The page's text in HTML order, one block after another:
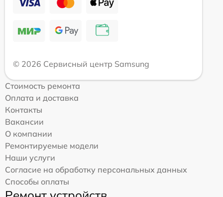
© 2026 Сервисный центр Samsung
Стоимость ремонта
Оплата и доставка
Контакты
Вакансии
О компании
Ремонтируемые модели
Наши услуги
Согласие на обработку персональных данных
Способы оплаты